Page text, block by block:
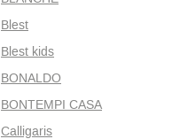
Blest
Blest kids
BONALDO
BONTEMPI CASA
Calligaris